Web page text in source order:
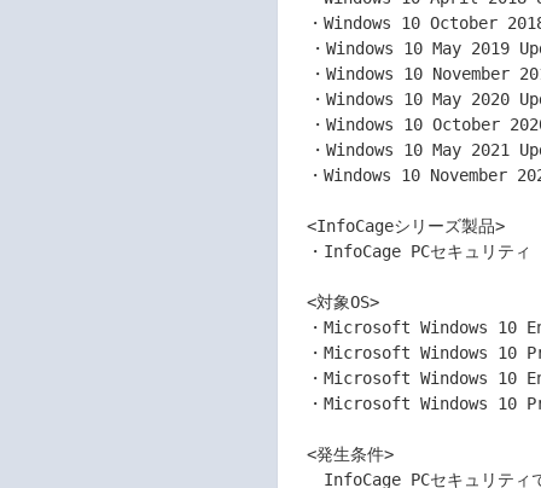
・Windows 10 October
・Windows 10 November
<InfoCageシリーズ製品>
・InfoCage PCセキュ
<対象OS>
・Microsoft Windows 10
・Microsoft Windows 10
・Microsoft Windows 10
・Microsoft Windows 10
<発生条件>
InfoCage PCセキュリティで